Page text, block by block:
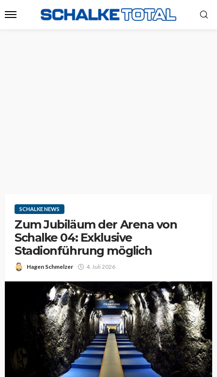
SCHALKE NEWS
Zum Jubiläum der Arena von
Schalke 04: Exklusive
Stadionführung möglich
Hagen Schmelzer 4. Juli 2026